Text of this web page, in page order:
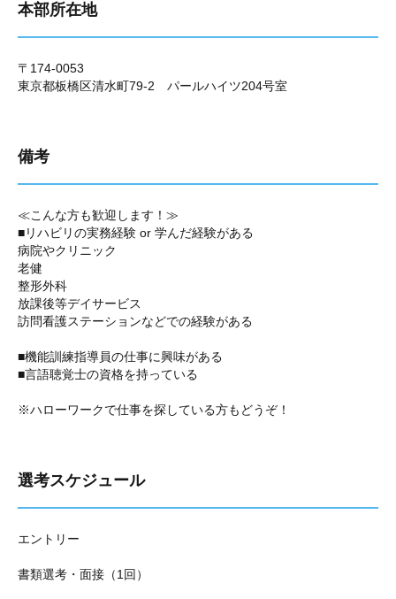
本部所在地
〒174-0053
東京都板橋区清水町79-2 パールハイツ204号室
備考
≪こんな方も歓迎します！≫
■リハビリの実務経験 or 学んだ経験がある
病院やクリニック
老健
整形外科
放課後等デイサービス
訪問看護ステーションなどでの経験がある
■機能訓練指導員の仕事に興味がある
■言語聴覚士の資格を持っている
※ハローワークで仕事を探している方もどうぞ！
選考スケジュール
エントリー
書類選考・面接（1回）